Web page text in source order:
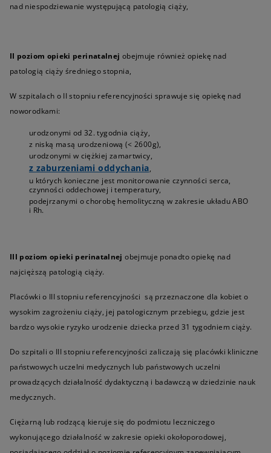
nad niespodziewanie występującą patologią ciąży,
II poziom opieki perinatalnej obejmuje również opiekę nad
patologią ciąży średniego stopnia,
W szpitalach o II stopniu referencyjności sprawuje się opiekę nad
noworodkami:
urodzonymi od 32. tygodnia ciąży,
z niską masą urodzeniową (< 2600g),
urodzonymi w ciężkiej zamartwicy,
z zaburzeniami oddychania,
u których konieczne jest monitorowanie czynności serca,
czynności oddechowej i temperatury,
podejrzanymi o chorobę hemolityczną w zakresie układu ABO
i Rh.
III poziom opieki perinatalnej obejmuje ponadto opiekę nad
najcięższą patologią ciąży.
Placówki o III stopniu referencyjności są przeznaczone dla kobiet o
wysokim zagrożeniu ciąży, jej patologicznym przebiegu, gdzie jest
bardzo wysokie ryzyko urodzenie dziecka przed 31 tygodniem ciąży.
Do szpitali o III stopniu referencyjności zaliczają się placówki kliniczne
państwowych uczelni medycznych lub państwowych uczelni
prowadzących działalność dydaktyczną i badawczą w dziedzinie nauk
medycznych.
Ciężarną lub rodzącą kieruje się do podmiotu leczniczego
wykonującego działalność w zakresie opieki okołoporodowej,